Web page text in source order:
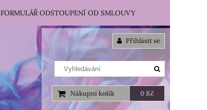
Přihlásit se
Nákupní košík 0 Kč
FORMULÁŘ ODSTOUPENÍ OD SMLOUVY